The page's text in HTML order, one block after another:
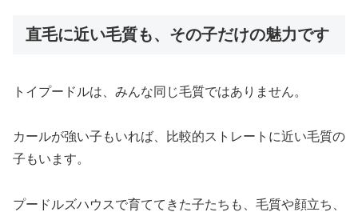
直毛に近い毛質も、その子だけの魅力です
トイプードルは、みんな同じ毛質ではありません。
カールが強い子もいれば、比較的ストレートに近い毛質の
子もいます。
プードルズハウスで育ててきた子たちも、毛質や顔立ち、